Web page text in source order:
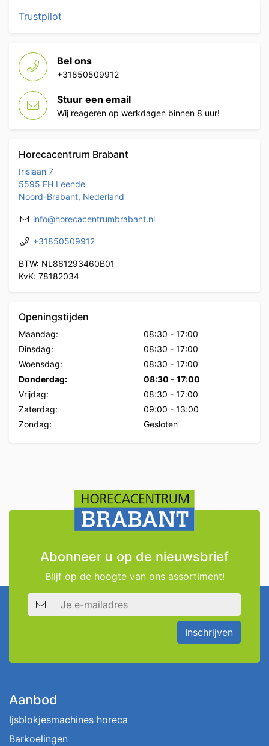
Trustpilot
Bel ons
+31850509912
Stuur een email
Wij reageren op werkdagen binnen 8 uur!
Horecacentrum Brabant
Irislaan 7
5595 EH Leende
Noord-Brabant, Nederland
info@horecacentrumbrabant.nl
+31850509912
BTW: NL861293460B01
KvK: 78182034
Openingstijden
Maandag: 08:30 - 17:00
Dinsdag:
08:30 - 17:00
Woensdag:
08:30 - 17:00
Donderdag:
08:30 - 17:00
Vrijdag:
08:30 - 17:00
Zaterdag:
09:00 - 13:00
Zondag:
Gesloten
Abonneer u op de nieuwsbrief
Blijf op de hoogte van ons assortiment!
E-mailadres
Inschrijven
Aanbod
Ijsblokjesmachines horeca
Barkoelingen